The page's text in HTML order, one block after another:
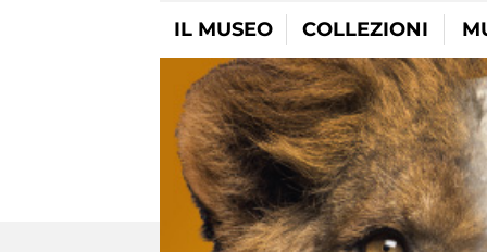
IL MUSEO COLLEZIONI